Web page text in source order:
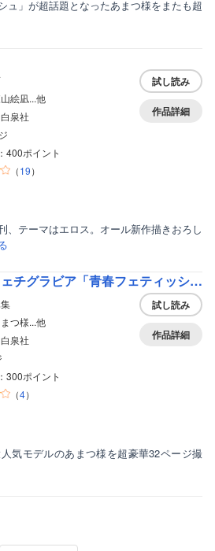
ュ」が超話題となったあまつ様をまたも超
絵凪...他
泉社
400ポイント
（19）
試し読み
作品詳細
、テーマはエロス。オール新作描きおろし
［ハレム］あまつ様フェチグラビア「青春フェティッシュ」【美麗版32P】
つ様...他
泉社
300ポイント
（4）
試し読み
作品詳細
気モデルのあまつ様を超豪華32ページ撮